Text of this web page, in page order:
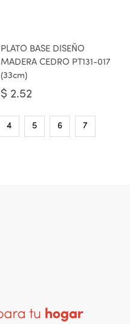
PLATO BASE DISEÑO
MADERA CEDRO PT131-017
(33cm)
$ 2.52
4 5 6 7